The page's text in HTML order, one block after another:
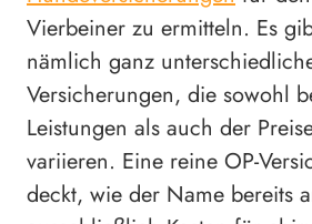
Vierbeiner zu ermitteln. Es
nämlich ganz
Versicherungen, die sowohl
Leistungen als auch der
variieren. Eine reine OP-
deckt, wie der Name bereits